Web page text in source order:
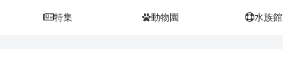
特集 動物園 水族館